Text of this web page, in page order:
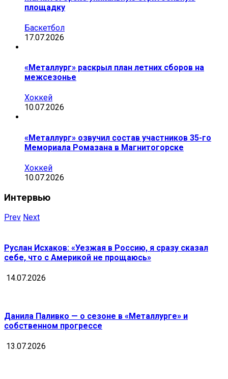
площадку
Баскетбол
17.07.2026
«Металлург» раскрыл план летних сборов на
межсезонье
Хоккей
10.07.2026
«Металлург» озвучил состав участников 35-го
Мемориала Ромазана в Магнитогорске
Хоккей
10.07.2026
Интервью
Prev Next
Руслан Исхаков: «Уезжая в Россию, я сразу сказал
себе, что с Америкой не прощаюсь»
14.07.2026
Данила Паливко — о сезоне в «Металлурге» и
собственном прогрессе
13.07.2026